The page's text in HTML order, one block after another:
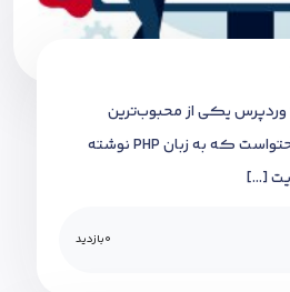
یکی از محبوب‌ترین
سیستم‌های مدیریت محتواست که به زبان PHP نوشته
[…]
0بازدید